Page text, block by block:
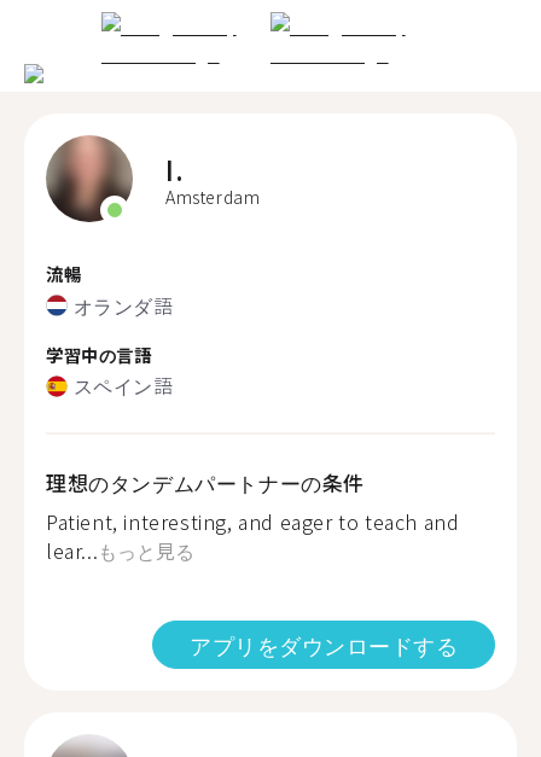
I.
Amsterdam
流暢
オランダ語
学習中の言語
スペイン語
理想のタンデムパートナーの条件
Patient, interesting, and eager to teach and
lear...もっと見る
アプリをダウンロードする